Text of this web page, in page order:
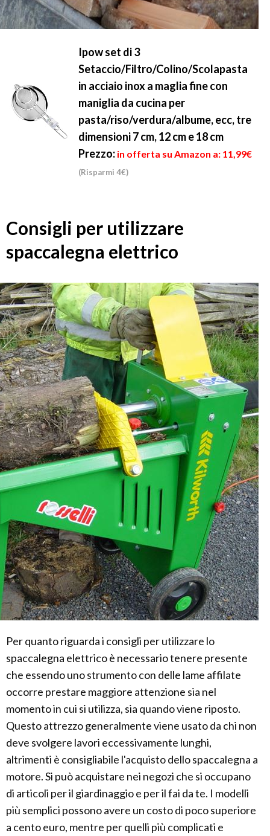
Ipow set di 3
Setaccio/Filtro/Colino/Scolapasta
in acciaio inox a maglia fine con
maniglia da cucina per
pasta/riso/verdura/albume, ecc, tre
dimensioni 7 cm, 12 cm e 18 cm
Prezzo: in offerta su Amazon a: 11,99€
(Risparmi 4€)
Consigli per utilizzare
spaccalegna elettrico
Per quanto riguarda i consigli per utilizzare lo
spaccalegna elettrico è necessario tenere presente
che essendo uno strumento con delle lame affilate
occorre prestare maggiore attenzione sia nel
momento in cui si utilizza, sia quando viene riposto.
Questo attrezzo generalmente viene usato da chi non
deve svolgere lavori eccessivamente lunghi,
altrimenti è consigliabile l'acquisto dello spaccalegna a
motore. Si può acquistare nei negozi che si occupano
di articoli per il giardinaggio e per il fai da te. I modelli
più semplici possono avere un costo di poco superiore
a cento euro, mentre per quelli più complicati e